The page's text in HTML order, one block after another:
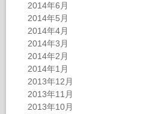
2014年6月
2014年5月
2014年4月
2014年3月
2014年2月
2014年1月
2013年12月
2013年11月
2013年10月